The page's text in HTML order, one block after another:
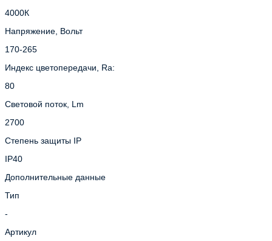
4000К
Напряжение, Вольт
170-265
Индекс цветопередачи, Ra:
80
Световой поток, Lm
2700
Степень защиты IP
IP40
Дополнительные данные
Тип
-
Артикул